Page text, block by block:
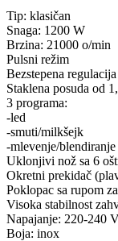
Tip: klasičan
Snaga: 1200 W
Brzina: 21000 o/min
Pulsni režim
Bezstepena
Staklena posuda od
3 programa:
-led
-smuti/milkšejk
-mlevenje/blendiranje
Uklonjivi nož sa 6
Okretni prekidač
Poklopac sa rupom
Visoka stabilnost
Napajanje: 220-240
Boja: inox